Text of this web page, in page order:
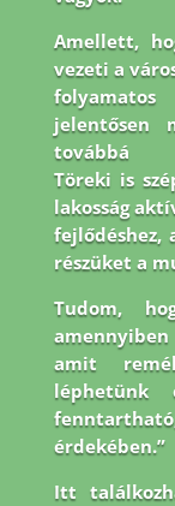
Amellett,
vezeti a
jelentősen
továbbá
Töreki is
lakosság
fejlődéshez,
részüket a
Tudom,
amit
léphetünk
érdekében.”
Itt